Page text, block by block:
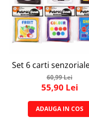
Set 6 carti
60,99 Lei
55,90 Lei
ADAUGA IN COS